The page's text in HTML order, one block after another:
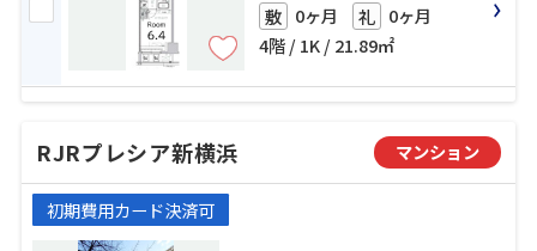
敷 0ヶ月 礼 0ヶ月
4階 / 1K / 21.89㎡
RJRプレシア新横浜 マンション
初期費用カード決済可